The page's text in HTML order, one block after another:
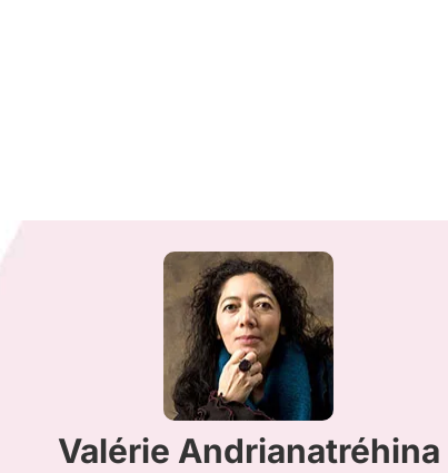
Valérie Andrianatréhina